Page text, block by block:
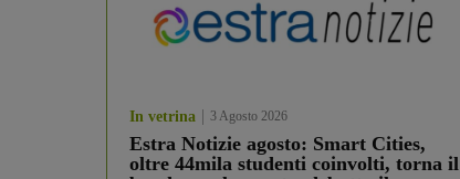
In vetrina 3 Agosto 2026
Estra Notizie agosto: Smart Cities,
oltre 44mila studenti coinvolti, torna il